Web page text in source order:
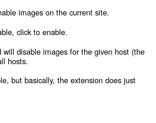
images on the current site.
click to enable.
disable images for the given host (the
hosts.
but basically, the extension does just